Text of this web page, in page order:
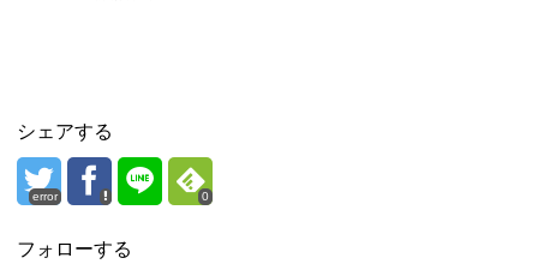
シェアする
error 0
フォローする